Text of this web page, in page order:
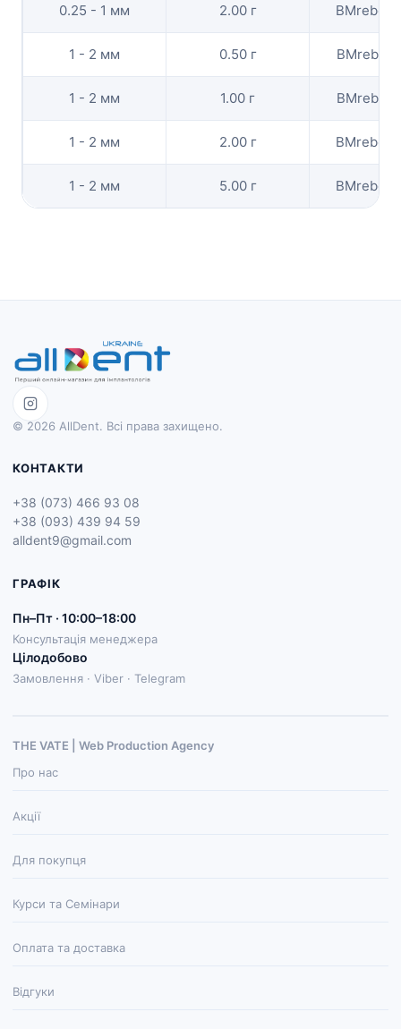
0.25 - 1 мм 2.00 г
1 - 2 мм 0.50 г
1 - 2 мм 1.00 г
1 - 2 мм 2.00 г
1 - 2 мм 5.00 г
© 2026 AllDent. Всі права захищено.
КОНТАКТИ
+38 (073) 466 93 08
+38 (093) 439 94 59
alldent9@gmail.com
ГРАФІК
Пн–Пт · 10:00–18:00
Консультація менеджера
Цілодобово
Замовлення · Viber · Telegram
THE VATE | Web Production Agenсy
Про нас
Акції
Для покупця
Курси та Семінари
Оплата та доставка
Відгуки